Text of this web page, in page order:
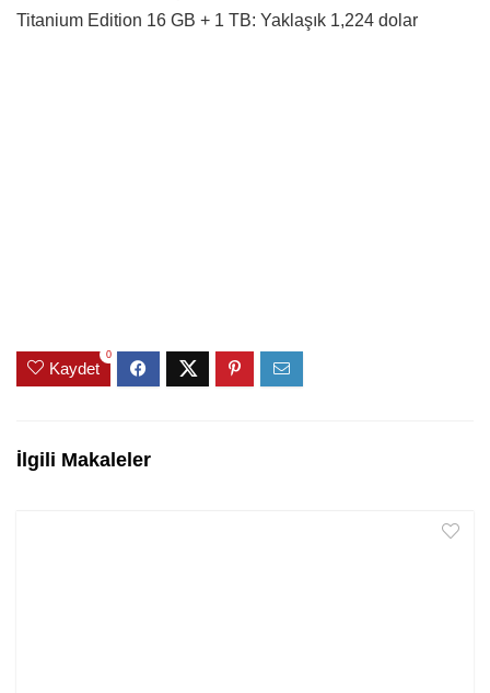
Titanium Edition 16 GB + 1 TB: Yaklaşık 1,224 dolar
Kaydet
0
İlgili Makaleler